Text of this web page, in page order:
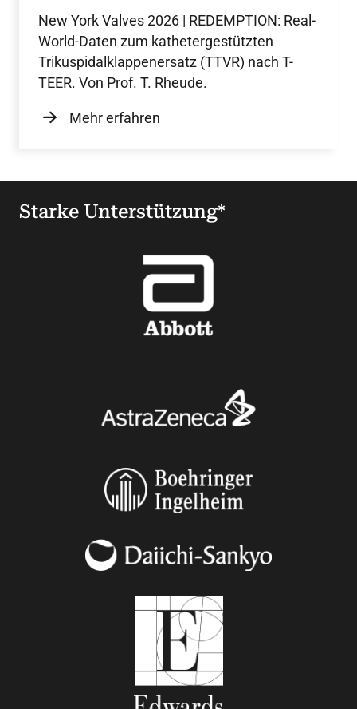
New York Valves 2026 | REDEMPTION: Real-
World-Daten zum kathetergestützten
Trikuspidalklappenersatz (TTVR) nach T-
TEER. Von Prof. T. Rheude.
Mehr erfahren
Starke Unterstützung*